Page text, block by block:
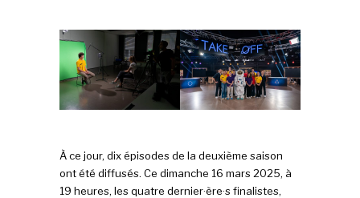
À ce jour, dix épisodes de la deuxième saison
ont été diffusés. Ce dimanche 16 mars 2025, à
19 heures, les quatre dernier·ère·s finalistes,